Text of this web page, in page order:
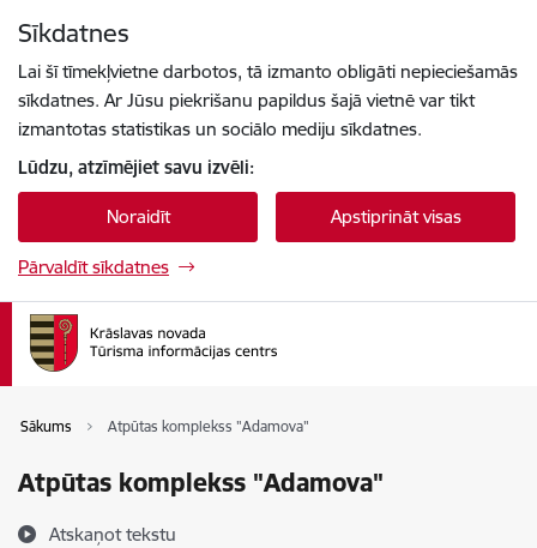
Sīkdatnes
Lai šī tīmekļvietne darbotos, tā izmanto obligāti nepieciešamās
sīkdatnes. Ar Jūsu piekrišanu papildus šajā vietnē var tikt
izmantotas statistikas un sociālo mediju sīkdatnes.
Lūdzu, atzīmējiet savu izvēli:
Noraidīt Apstiprināt visas
Pārvaldīt sīkdatnes
Sākums Atpūtas komplekss "Adamova"
Atpūtas komplekss "Adamova"
Atskaņot tekstu